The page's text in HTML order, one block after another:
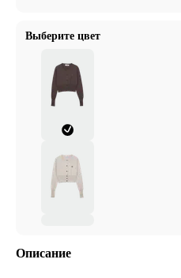
Выберите цвет
Описание